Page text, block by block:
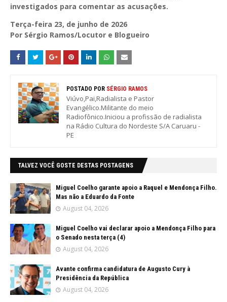
investigados para comentar as acusações.
Terça-feira 23, de junho de 2026
Por Sérgio Ramos/Locutor e Blogueiro
POSTADO POR SÉRGIO RAMOS
Viúvo,Pai,Radialista e Pastor
Evangélico.Militante do meio
Radiofônico.Iniciou a profissão de radialista
na Rádio Cultura do Nordeste S/A Caruaru -
PE
TALVEZ VOCÊ GOSTE DESTAS POSTAGENS
Miguel Coelho garante apoio a Raquel e Mendonça Filho.
Mas não a Eduardo da Fonte
August 04, 2026
Miguel Coelho vai declarar apoio a Mendonça Filho para
o Senado nesta terça (4)
August 04, 2026
Avante confirma candidatura de Augusto Cury à
Presidência da República
August 04, 2026